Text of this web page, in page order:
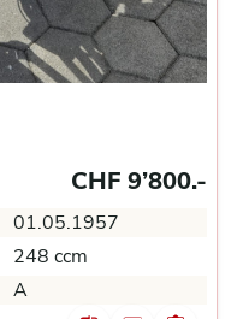
CHF 9’800.-
01.05.1957
248 ccm
A